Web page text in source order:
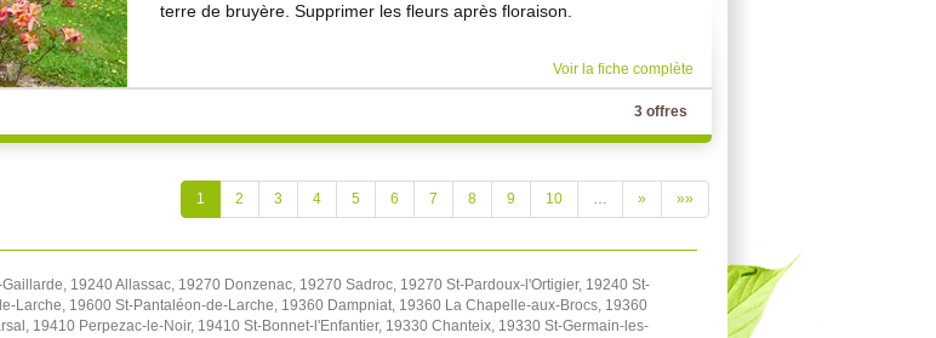
terre de bruyère. Supprimer les fleurs après floraison.
Voir la fiche complète
3 offres
1 2 3 4 5 6 7 8 9 10 … » »»
19240 Allassac, 19270 Donzenac, 19270 Sadroc, 19270 St-Pardoux-l'Ortigier, 19240 St-
Larche, 19600 St-Pantaléon-de-Larche, 19360 Dampniat, 19360 La Chapelle-aux-Brocs, 19360
19410 Perpezac-le-Noir, 19410 St-Bonnet-l'Enfantier, 19330 Chanteix, 19330 St-Germain-les-